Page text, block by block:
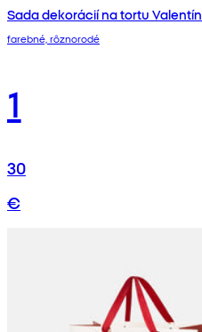
Sada dekorácií na tortu Valentín
farebné, rôznorodé
1
30
€